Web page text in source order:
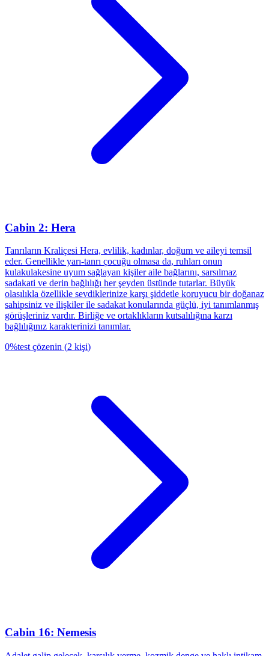
Cabin 2: Hera
Tanrıların Kraliçesi Hera, evlilik, kadınlar, doğum ve aileyi temsil
eder. Genellikle yarı-tanrı çocuğu olmasa da, ruhları onun
kulakulakesine uyum sağlayan kişiler aile bağlarını, sarsılmaz
sadakati ve derin bağlılığı her şeyden üstünde tutarlar. Büyük
olasılıkla özellikle sevdiklerinize karşı şiddetle koruyucu bir doğanaz
sahipsiniz ve ilişkiler ile sadakat konularında güçlü, iyi tanımlanmış
görüşleriniz vardır. Birliğe ve ortaklıkların kutsalılığına karzı
bağlılığınız karakterinizi tanımlar.
0%test çözenin (2 kişi)
Cabin 16: Nemesis